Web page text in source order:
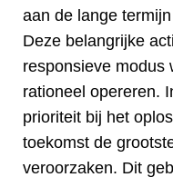
aan de lange
Deze belangrijke
responsieve modus
rationeel opereren.
prioriteit bij het
toekomst de
veroorzaken. Dit